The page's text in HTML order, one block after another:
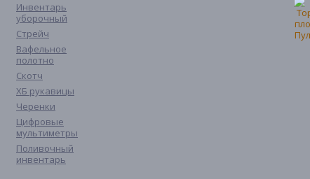
Инвентарь
уборочный
Стрейч
Вафельное
полотно
Скотч
ХБ рукавицы
Черенки
Цифровые
мультиметры
Поливочный
инвентарь